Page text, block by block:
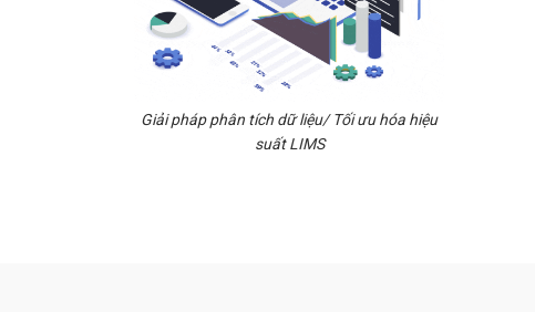
Giải pháp phân tích dữ liệu/ Tối ưu hóa hiệu
suất LIMS